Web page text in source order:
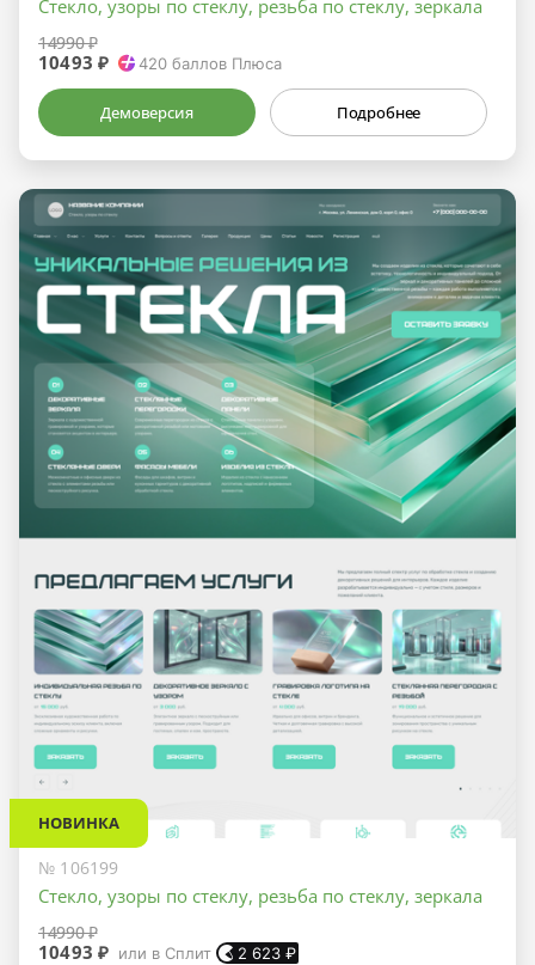
Стекло, узоры по стеклу, резьба по стеклу, зеркала
14990 ₽
10493 ₽ 420 баллов Плюса
Демоверсия Подробнее
НОВИНКА
№ 106199
Стекло, узоры по стеклу, резьба по стеклу, зеркала
14990 ₽
10493 ₽ или в Сплит 2 623 ₽